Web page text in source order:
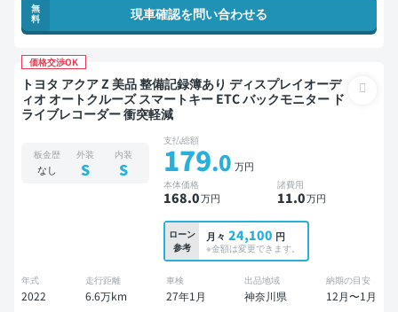
無
料
現車確認を問い合わせる
価格交渉OK
トヨタ アクア Z 美品 整備記録簿あり ディスプレイオーデ
ィオ オートクルーズ スマートキー ETC バックモニター ド
ライブレコーダー 衝突軽減
板金歴
なし
外装
S
内装
S
支払総額
179.0 万円
本体価格
168.0万円
諸費用
11.0万円
ローン
参考
月々 24,100 円
※金額は変更できます。
年式
2022
走行距離
6.6万km
車検
27年1月
出品地域
神奈川県
納期の目安
12月〜1月